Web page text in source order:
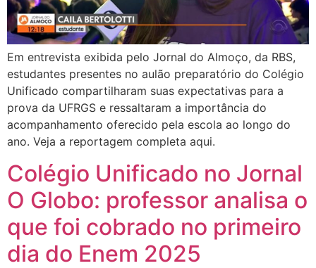
Em entrevista exibida pelo Jornal do Almoço, da RBS,
estudantes presentes no aulão preparatório do Colégio
Unificado compartilharam suas expectativas para a
prova da UFRGS e ressaltaram a importância do
acompanhamento oferecido pela escola ao longo do
ano. Veja a reportagem completa aqui.
Colégio Unificado no Jornal
O Globo: professor analisa o
que foi cobrado no primeiro
dia do Enem 2025